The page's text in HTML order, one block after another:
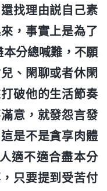
找理由説自己素
，事實上是為了
分總喊難，不願
、閑聊或者休閑
破他的生活節奏
意，就發怨言發
是不是貪享肉體
適不適合盡本分
只要提到受苦付